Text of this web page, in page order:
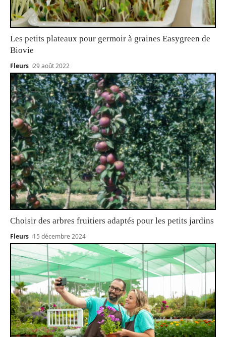
Les petits plateaux pour germoir à graines Easygreen de
Biovie
Fleurs 29 août 2022
Choisir des arbres fruitiers adaptés pour les petits jardins
Fleurs 15 décembre 2024